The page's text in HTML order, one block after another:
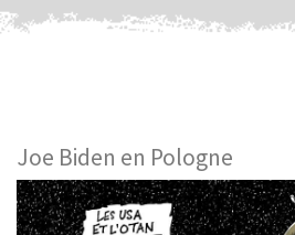
Joe Biden en Pologne